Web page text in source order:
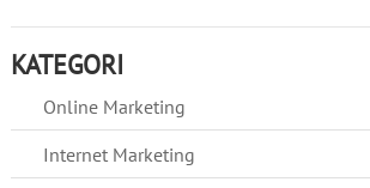
KATEGORI
Online Marketing
Internet Marketing